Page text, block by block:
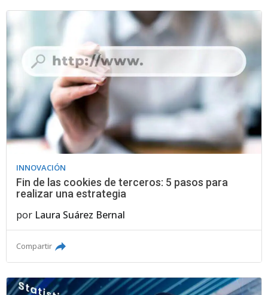
INNOVACIÓN
Fin de las cookies de terceros: 5 pasos para
realizar una estrategia
por Laura Suárez Bernal
Compartir